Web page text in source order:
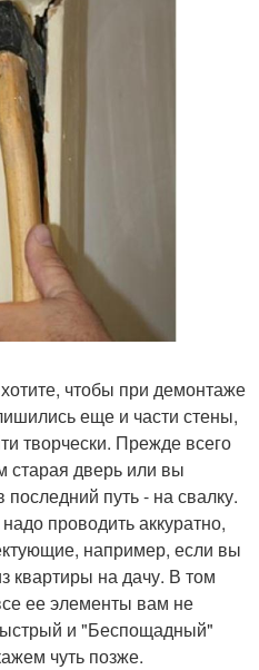
чтобы при демонтаже
еще и части стены,
творчески. Прежде всего
старая дверь или вы
путь - на свалку.
проводить аккуратно,
например, если вы
квартиры на дачу. В том
ее элементы вам не
и "Беспощадный"
чуть позже.